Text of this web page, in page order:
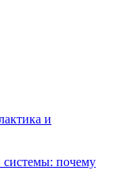
и
системы: почему